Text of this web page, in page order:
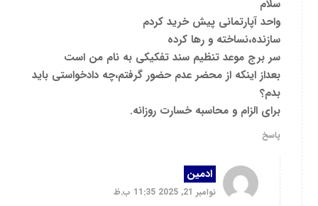
سلام
واحد آپارتمانی پیش خرید کردم
سازنده،نساخته و رها کرده
سر برج موعد تنظیم سند تفکیکی به نام من است
بعداز اینکه از محضر عدم حضور گرفتم،چه دادخواستی باید
بدم؟
برای الزام و محاسبه خسارت روزانه.
پاسخ
ادمین
نوامبر 21, 2025 11:35 ب.ظ